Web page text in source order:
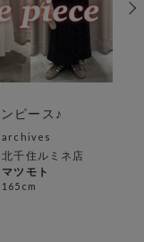
ピース♪
archives
北千住ルミネ店
マツモト
165cm